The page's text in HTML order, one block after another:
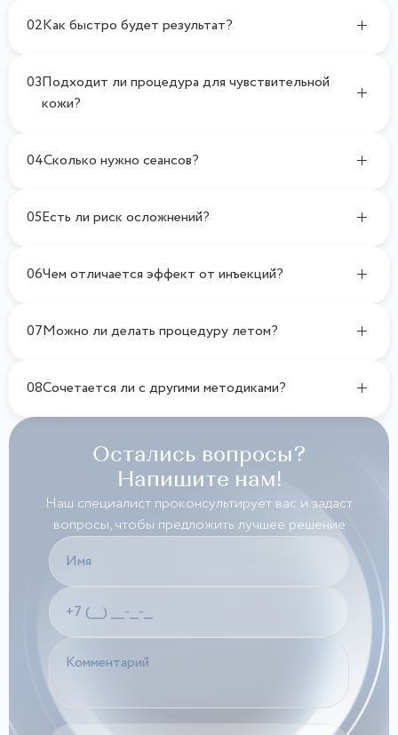
02Как быстро будет результат?
03Подходит ли процедура для чувствительной
кожи?
04Сколько нужно сеансов?
05Есть ли риск осложнений?
06Чем отличается эффект от инъекций?
07Можно ли делать процедуру летом?
08Сочетается ли с другими методиками?
Остались вопросы?
Напишите нам!
Наш специалист проконсультирует вас и задаст
вопросы, чтобы предложить лучшее решение